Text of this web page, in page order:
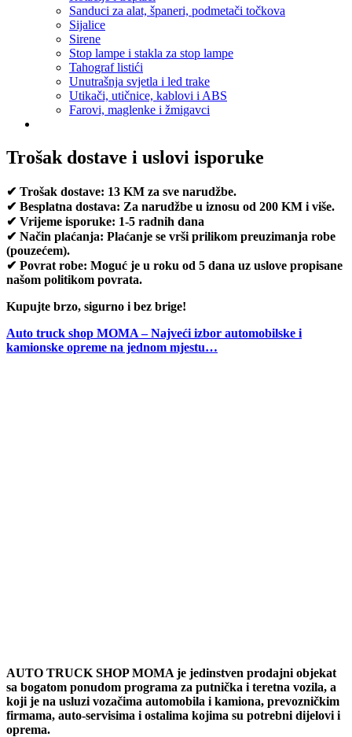
Sanduci za alat, španeri, podmetači točkova
Sijalice
Sirene
Stop lampe i stakla za stop lampe
Tahograf listići
Unutrašnja svjetla i led trake
Utikači, utičnice, kablovi i ABS
Farovi, maglenke i žmigavci
Trošak dostave i uslovi isporuke
✔ Trošak dostave: 13 KM za sve narudžbe.
✔ Besplatna dostava: Za narudžbe u iznosu od 200 KM i više.
✔ Vrijeme isporuke: 1-5 radnih dana
✔ Način plaćanja: Plaćanje se vrši prilikom preuzimanja robe
(pouzećem).
✔ Povrat robe: Moguć je u roku od 5 dana uz uslove propisane
našom politikom povrata.
Kupujte brzo, sigurno i bez brige!
Auto truck shop MOMA – Najveći izbor automobilske i
kamionske opreme na jednom mjestu…
AUTO TRUCK SHOP MOMA je jedinstven prodajni objekat
sa bogatom ponudom programa za putnička i teretna vozila, a
koji je na usluzi vozačima automobila i kamiona, prevozničkim
firmama, auto-servisima i ostalima kojima su potrebni dijelovi i
oprema.